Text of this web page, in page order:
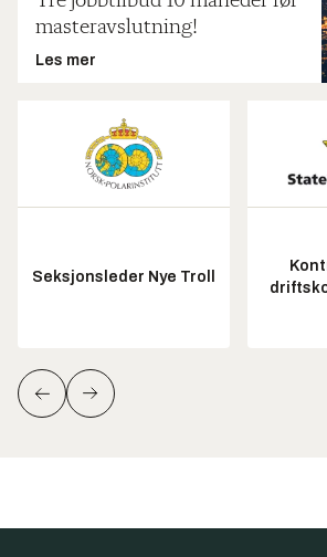
masteravslutning!
Les mer
Seksjonsleder Nye Troll